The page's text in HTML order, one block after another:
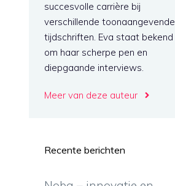
succesvolle carrière bij
verschillende toonaangevende
tijdschriften. Eva staat bekend
om haar scherpe pen en
diepgaande interviews.
Meer van deze auteur
Recente berichten